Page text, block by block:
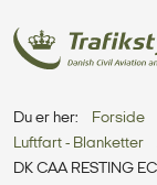
Du er her: Forside
Luftfart - Blanketter
DK CAA RESTING